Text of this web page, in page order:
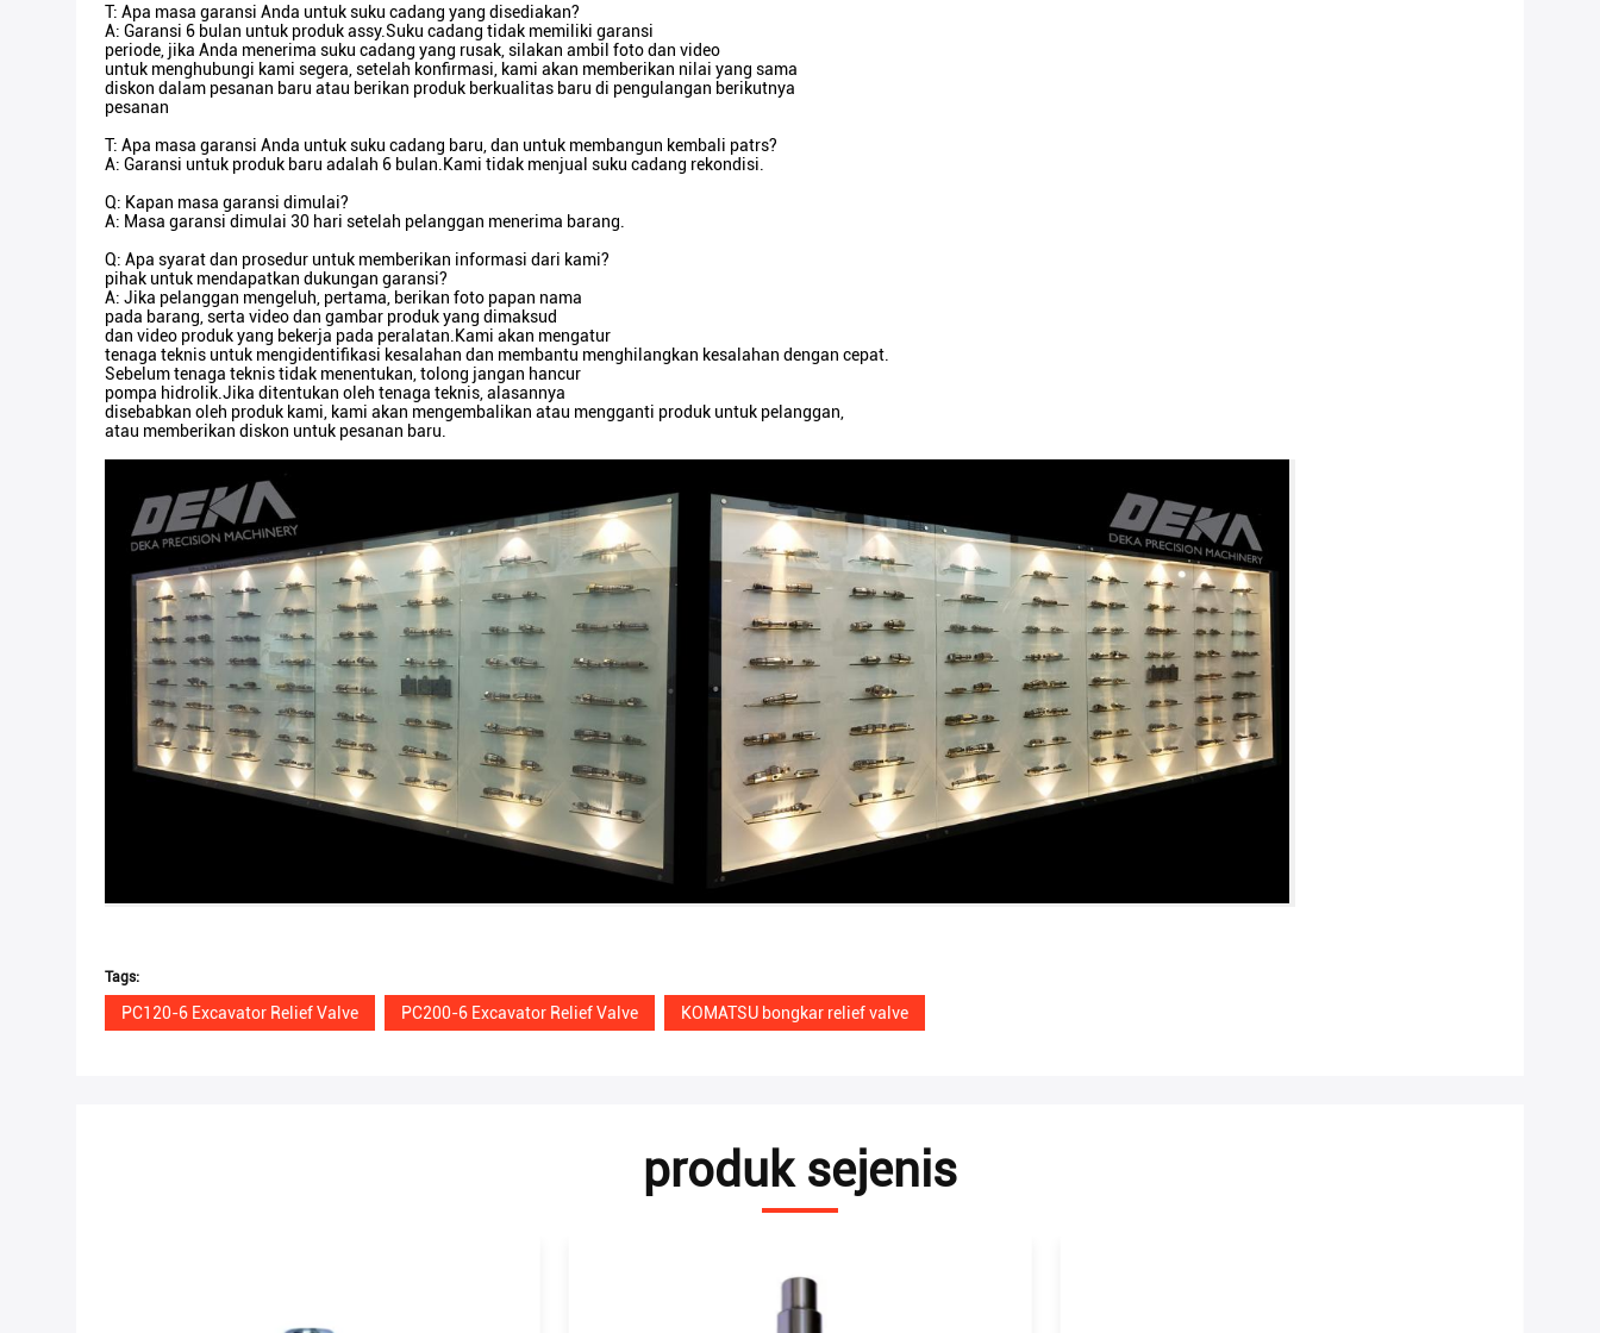
T: Apa masa garansi Anda untuk suku cadang yang disediakan?
A: Garansi 6 bulan untuk produk assy.Suku cadang tidak memiliki garansi
periode, jika Anda menerima suku cadang yang rusak, silakan ambil foto dan video
untuk menghubungi kami segera, setelah konfirmasi, kami akan memberikan nilai yang sama
diskon dalam pesanan baru atau berikan produk berkualitas baru di pengulangan berikutnya
pesanan
T: Apa masa garansi Anda untuk suku cadang baru, dan untuk membangun kembali patrs?
A: Garansi untuk produk baru adalah 6 bulan.Kami tidak menjual suku cadang rekondisi.
Q: Kapan masa garansi dimulai?
A: Masa garansi dimulai 30 hari setelah pelanggan menerima barang.
Q: Apa syarat dan prosedur untuk memberikan informasi dari kami?
pihak untuk mendapatkan dukungan garansi?
A: Jika pelanggan mengeluh, pertama, berikan foto papan nama
pada barang, serta video dan gambar produk yang dimaksud
dan video produk yang bekerja pada peralatan.Kami akan mengatur
tenaga teknis untuk mengidentifikasi kesalahan dan membantu menghilangkan kesalahan dengan cepat.
Sebelum tenaga teknis tidak menentukan, tolong jangan hancur
pompa hidrolik.Jika ditentukan oleh tenaga teknis, alasannya
disebabkan oleh produk kami, kami akan mengembalikan atau mengganti produk untuk pelanggan,
atau memberikan diskon untuk pesanan baru.
Tags:
PC120-6 Excavator Relief Valve PC200-6 Excavator Relief Valve KOMATSU bongkar relief valve
produk sejenis